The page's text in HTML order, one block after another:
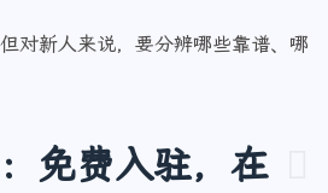
对新人来说，要分辨哪些靠谱、哪
免费入驻，在